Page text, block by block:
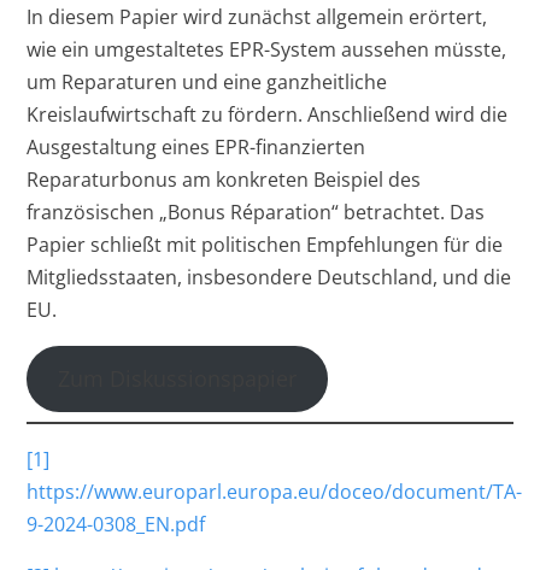
In diesem Papier wird zunächst allgemein erörtert,
wie ein umgestaltetes EPR-System aussehen müsste,
um Reparaturen und eine ganzheitliche
Kreislaufwirtschaft zu fördern. Anschließend wird die
Ausgestaltung eines EPR-finanzierten
Reparaturbonus am konkreten Beispiel des
französischen „Bonus Réparation“ betrachtet. Das
Papier schließt mit politischen Empfehlungen für die
Mitgliedsstaaten, insbesondere Deutschland, und die
EU.
[1]
https://www.europarl.europa.eu/doceo/document/TA-
9-2024-0308_EN.pdf